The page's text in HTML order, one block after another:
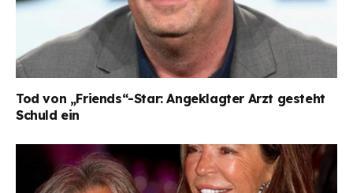
Tod von „Friends“-Star: Angeklagter Arzt gesteht
Schuld ein